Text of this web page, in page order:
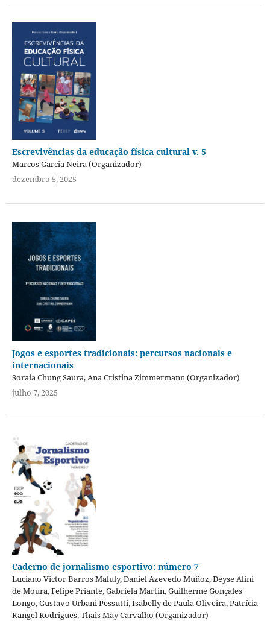
Escrevivências da educação física cultural v. 5
Marcos Garcia Neira (Organizador)
dezembro 5, 2025
Jogos e esportes tradicionais: percursos nacionais e
internacionais
Soraia Chung Saura, Ana Cristina Zimmermann (Organizador)
julho 7, 2025
Caderno de jornalismo esportivo: número 7
Luciano Victor Barros Maluly, Daniel Azevedo Muñoz, Deyse Alini
de Moura, Felipe Priante, Gabriela Martin, Guilherme Gonçales
Longo, Gustavo Urbani Pessutti, Isabelly de Paula Oliveira, Patrícia
Rangel Rodrigues, Thais May Carvalho (Organizador)